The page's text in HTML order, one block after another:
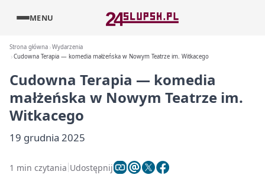
MENU
Strona główna Wydarzenia
Cudowna Terapia — komedia małżeńska w Nowym Teatrze im. Witkacego
Cudowna Terapia — komedia
małżeńska w Nowym Teatrze im.
Witkacego
19 grudnia 2025
1 min czytania Udostępnij